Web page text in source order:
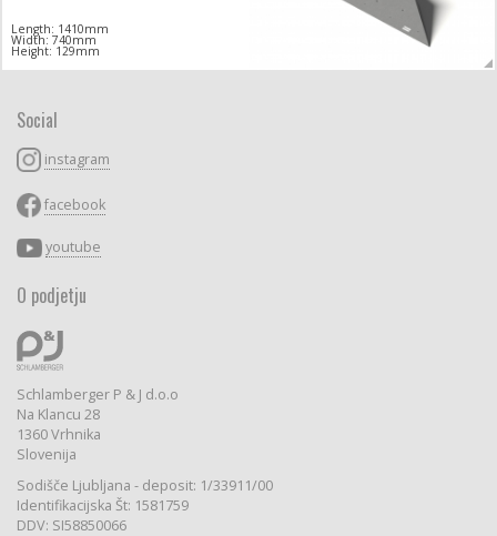
Length: 1410mm
Width: 740mm
Height: 129mm
Social
instagram
facebook
youtube
O podjetju
Schlamberger P & J d.o.o
Na Klancu 28
1360 Vrhnika
Slovenija
Sodišče Ljubljana - deposit: 1/33911/00
Identifikacijska Št: 1581759
DDV: SI58850066